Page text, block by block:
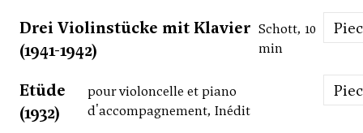
Drei Violinstücke mit Klavier
(1941-1942)
Schott, 10
min
Etüde
(1932)
pour violoncelle et piano
d'accompagnement, Inédit